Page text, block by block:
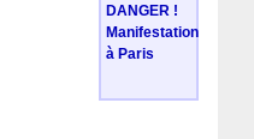
DANGER !
Manifestation
à Paris